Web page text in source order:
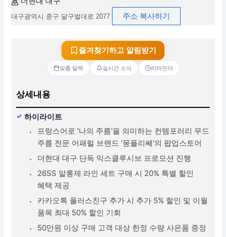
대구광역시 중구 달구벌대로 2077 주소 복사하기
즐겨찾기하고 알림받기
맞춤 달력 실시간 소식 리마인더
상세내용
하이라이트
프랑스어로 '나의 주름'을 의미하는 컨템포러리 무드
주름 전문 어패럴 브랜드 '몽플리쎄'의 팝업스토어
더현대 대구 단독 익스클루시브 프로모션 진행
26SS 알롱제 라인 세트 구매 시 20% 특별 할인
혜택 제공
카카오톡 플러스친구 추가 시 추가 5% 할인 및 이월
품목 최대 50% 할인 기회
50만원 이상 구매 고객 대상 한정 수량 사은품 증정